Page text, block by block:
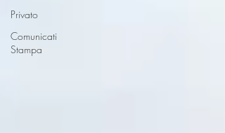
Privato
Comunicati
Stampa